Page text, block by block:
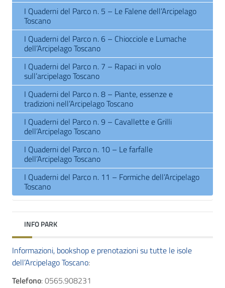
I Quaderni del Parco n. 5 – Le Falene dell’Arcipelago
Toscano
I Quaderni del Parco n. 6 – Chiocciole e Lumache
dell’Arcipelago Toscano
I Quaderni del Parco n. 7 – Rapaci in volo
sull’arcipelago Toscano
I Quaderni del Parco n. 8 – Piante, essenze e
tradizioni nell’Arcipelago Toscano
I Quaderni del Parco n. 9 – Cavallette e Grilli
dell’Arcipelago Toscano
I Quaderni del Parco n. 10 – Le farfalle
dell’Arcipelago Toscano
I Quaderni del Parco n. 11 – Formiche dell’Arcipelago
Toscano
INFO PARK
Informazioni, bookshop e prenotazioni su tutte le isole
dell’Arcipelago Toscano:
Telefono: 0565.908231